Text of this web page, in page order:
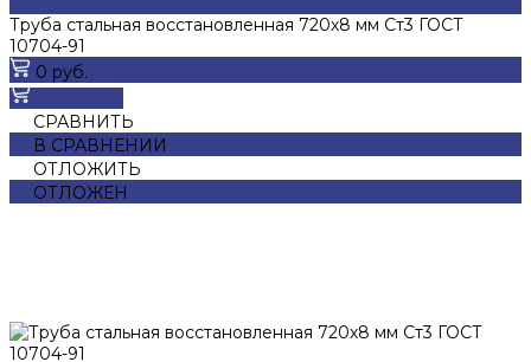
Труба стальная восстановленная 720х8 мм Ст3 ГОСТ
10704-91
0 руб.
СРАВНИТЬ
В СРАВНЕНИИ
ОТЛОЖИТЬ
ОТЛОЖЕН